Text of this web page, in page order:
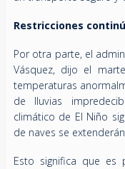
Restricciones
Por otra parte, el
Vásquez, dijo el
temperaturas
de lluvias
climático de El Niño
de naves se
Esto significa que es